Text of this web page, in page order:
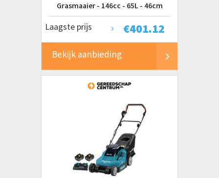
Grasmaaier - 146cc - 65L - 46cm
€401.12
Laagste prijs
Bekijk aanbieding